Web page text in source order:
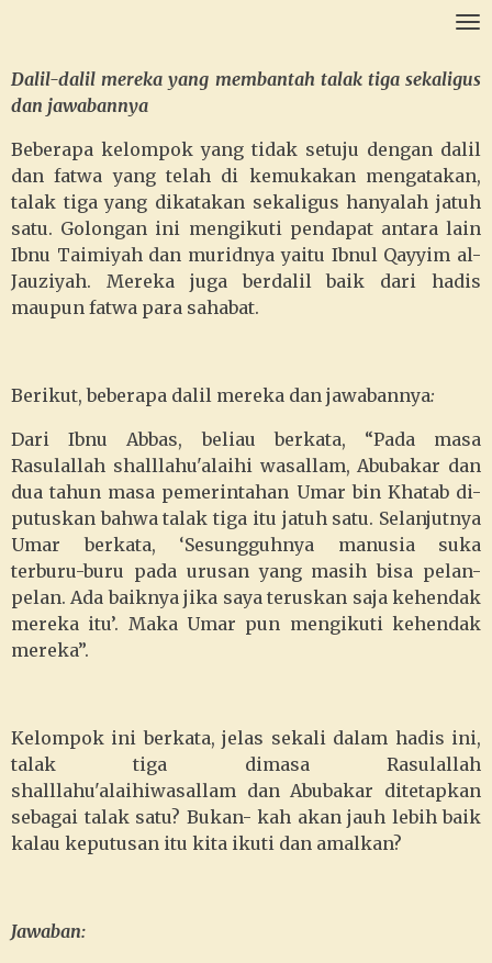
naar
de
Dalil-dalil mereka yang membantah talak tiga sekaligus
dan jawabannya
Beberapa kelompok yang tidak setuju dengan dalil
dan fatwa yang telah di kemukakan mengatakan,
talak tiga yang dikatakan sekaligus hanyalah jatuh
satu. Golongan ini mengikuti pendapat antara lain
Ibnu Taimiyah dan muridnya yaitu Ibnul Qayyim al-
Jauziyah. Mereka juga berdalil baik dari hadis
maupun fatwa para sahabat.
Berikut, beberapa dalil mereka dan jawabannya:
Dari Ibnu Abbas, beliau berkata, “Pada masa
Rasulallah shalllahu'alaihi wasallam, Abubakar dan
dua tahun masa pemerintahan Umar bin Khatab di-
putuskan bahwa talak tiga itu jatuh satu. Selanjutnya
Umar berkata, ‘Sesungguhnya manusia suka
terburu-buru pada urusan yang masih bisa pelan-
pelan. Ada baiknya jika saya teruskan saja kehendak
mereka itu’. Maka Umar pun mengikuti kehendak
mereka”.
Kelompok ini berkata, jelas sekali dalam hadis ini,
talak tiga dimasa Rasulallah
shalllahu'alaihiwasallam dan Abubakar ditetapkan
sebagai talak satu? Bukan- kah akan jauh lebih baik
kalau keputusan itu kita ikuti dan amalkan?
Jawaban: